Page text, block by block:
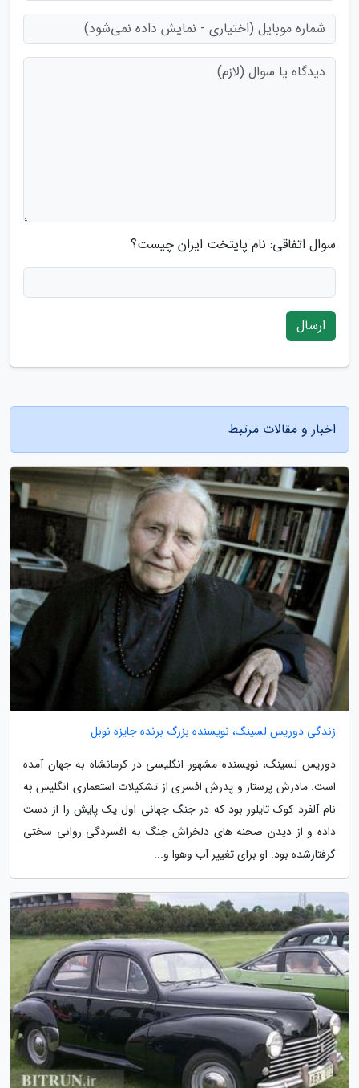
سوال اتفاقی: نام پایتخت ایران چیست؟
ارسال
اخبار و مقالات مرتبط
زندگی دوریس لسینگ، نویسنده بزرگ برنده جایزه نوبل
دوریس لسینگ، نویسنده مشهور انگلیسی در کرمانشاه به جهان آمده
است. مادرش پرستار و پدرش افسری از تشکیلات استعماری انگلیس به
نام آلفرد کوک تایلور بود که در جنگ جهانی اول یک پایش را از دست
داده و از دیدن صحنه های دلخراش جنگ به افسردگی روانی سختی
گرفتارشده بود. او برای تغییر آب وهوا و...